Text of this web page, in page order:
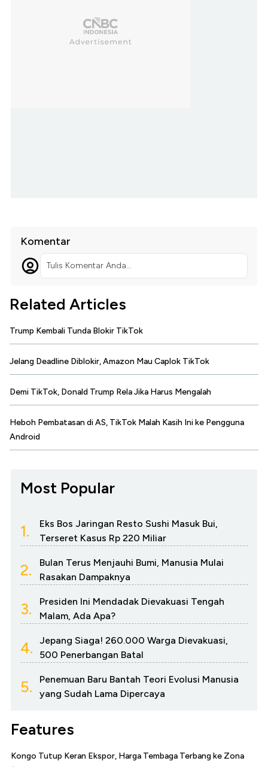
Komentar
Tulis Komentar Anda...
Related Articles
Trump Kembali Tunda Blokir TikTok
Jelang Deadline Diblokir, Amazon Mau Caplok TikTok
Demi TikTok, Donald Trump Rela Jika Harus Mengalah
Heboh Pembatasan di AS, TikTok Malah Kasih Ini ke Pengguna
Android
Most Popular
1.
Eks Bos Jaringan Resto Sushi Masuk Bui,
Terseret Kasus Rp 220 Miliar
2.
Bulan Terus Menjauhi Bumi, Manusia Mulai
Rasakan Dampaknya
3.
Presiden Ini Mendadak Dievakuasi Tengah
Malam, Ada Apa?
4.
Jepang Siaga! 260.000 Warga Dievakuasi,
500 Penerbangan Batal
5.
Penemuan Baru Bantah Teori Evolusi Manusia
yang Sudah Lama Dipercaya
Features
Kongo Tutup Keran Ekspor, Harga Tembaga Terbang ke Zona